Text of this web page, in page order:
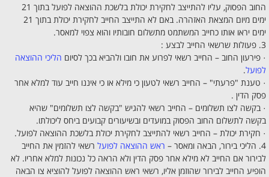
החוב הפסוק, עליו להתייצב לחקירת יכולת בלשכת ההוצאה לפועל בתוך 21
ימים מיום המצאת האזהרה. באם לא התייצב החייב לחקירת יכולת בתוך 21
ימים יראו אותו כחייב המשתמט מתשלום חובותיו והוא צפוי למאסר.
3. פעולות שרשאי החייב לבצע :
· פירעון החוב – החייב רשאי לפרוע את חובו ולהביא בכך לסיום הליכי ההוצאה
לפועל.
· טענת "פרעתי" – החייב רשאי לטעון כי מילא או כי איננו חייב עוד למלא אחר
פסק הדין .
· בקשה לצו תשלומים – החייב רשאי להגיש "בקשה לצו תשלומים" שהיא
בקשה לתשלום החוב הפסוק במועדים ובשיעורים קבועים ביחס ליכולתו.
· חקירת יכולת – החייב רשאי להתייצב לחקירת יכולת בלשכת ההוצאה לפועל.
4. הליכי בירור, הבאה ומאסר –
ראש ההוצאה לפועל רשאי להזמין את החייב
לבירור אם החייב לא מילא אחר פסק הדין ולא הראה כל נכונות למלא אחריו. לא
הופיע החייב לבירור שהוזמן אליו, רשאי ראש ההוצאה לפועל להוציא צו הבאה